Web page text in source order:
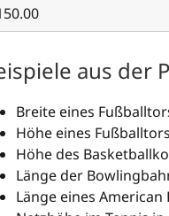
aus der
Breite eines
Höhe eines
Höhe des
Länge der
Länge eines American